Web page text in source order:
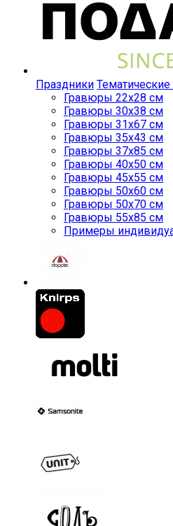
Праздники
Гравюры 22x28 см
Гравюры 30x38 см
Гравюры 31x67 см
Гравюры 35x43 см
Гравюры 37x85 см
Гравюры 40x50 см
Гравюры 45x55 см
Гравюры 50x60 см
Гравюры 50x70 см
Гравюры 55x85 см
Примеры